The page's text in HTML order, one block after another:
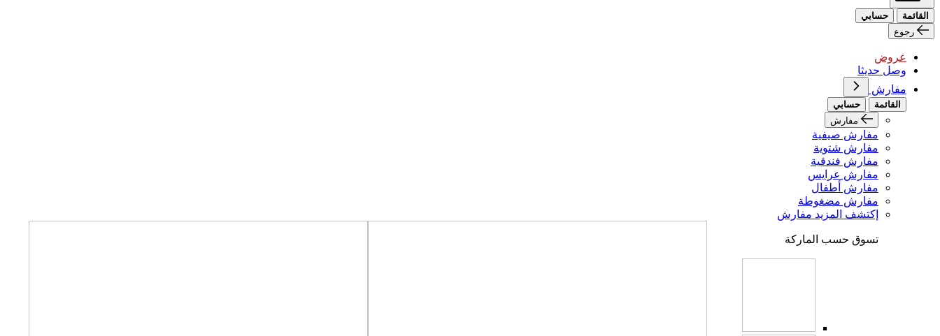
القائمة
حسابي
رجوع
عروض
وصل حديثا
مفارش
القائمة
حسابي
مفارش
مفارش صيفية
مفارش شتوية
مفارش فندقية
مفارش عرايس
مفارش أطفال
مفارش مضغوطة
إكتشف المزيد مفارش
تسوق حسب الماركة